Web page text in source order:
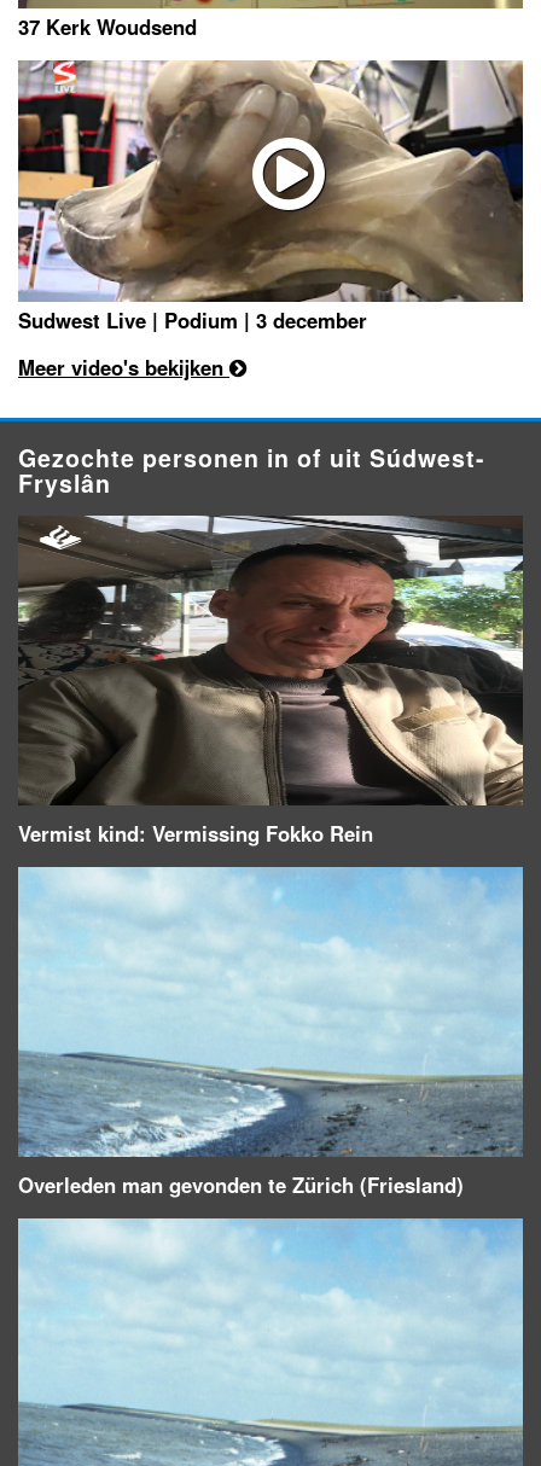
37 Kerk Woudsend
Sudwest Live | Podium | 3 december
Meer video's bekijken
Gezochte personen in of uit Súdwest-
Fryslân
Vermist kind: Vermissing Fokko Rein
Overleden man gevonden te Zürich (Friesland)